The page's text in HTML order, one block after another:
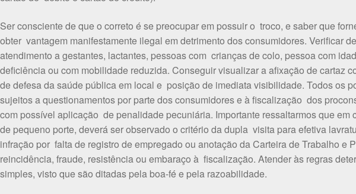
Ser consciente de que o correto é se preocupar em possuir o troco, e saber que
obter vantagem manifestamente ilegal em detrimento dos consumidores. Verificar
atendimento a gestantes, lactantes, pessoas com crianças de colo, pessoa com
deficiência ou com mobilidade reduzida. Conseguir visualizar a afixação de cartaz
de defesa da saúde pública em local e posição de imediata visibilidade. Todos os
sujeitos a questionamentos por parte dos consumidores e à fiscalização dos
com possível aplicação de penalidade pecuniária. Importante ressaltarmos que
de pequeno porte, deverá ser observado o critério da dupla visita para efetiva
infração por falta de registro de empregado ou anotação da Carteira de Trabalho
reincidência, fraude, resistência ou embaraço à fiscalização. Atender às regras
simples, visto que são ditadas pela boa-fé e pela razoabilidade.